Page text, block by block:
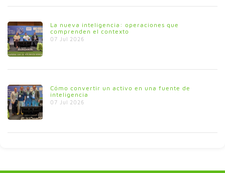
La nueva inteligencia: operaciones que
comprenden el contexto
07 Jul 2026
Cómo convertir un activo en una fuente de
inteligencia
07 Jul 2026